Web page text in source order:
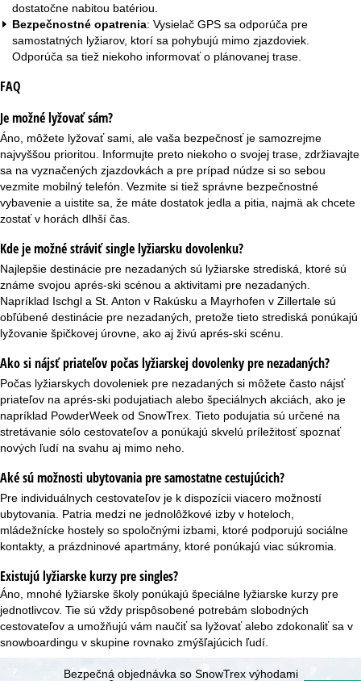
dostatočne nabitou batériou.
Bezpečnostné opatrenia: Vysielač GPS sa odporúča pre
samostatných lyžiarov, ktorí sa pohybujú mimo zjazdoviek.
Odporúča sa tiež niekoho informovať o plánovanej trase.
FAQ
Je možné lyžovať sám?
Áno, môžete lyžovať sami, ale vaša bezpečnosť je samozrejme
najvyššou prioritou. Informujte preto niekoho o svojej trase, zdržiavajte
sa na vyznačených zjazdovkách a pre prípad núdze si so sebou
vezmite mobilný telefón. Vezmite si tiež správne bezpečnostné
vybavenie a uistite sa, že máte dostatok jedla a pitia, najmä ak chcete
zostať v horách dlhší čas.
Kde je možné stráviť single lyžiarsku dovolenku?
Najlepšie destinácie pre nezadaných sú lyžiarske strediská, ktoré sú
známe svojou aprés-ski scénou a aktivitami pre nezadaných.
Napríklad Ischgl a St. Anton v Rakúsku a Mayrhofen v Zillertale sú
obľúbené destinácie pre nezadaných, pretože tieto strediská ponúkajú
lyžovanie špičkovej úrovne, ako aj živú aprés-ski scénu.
Ako si nájsť priateľov počas lyžiarskej dovolenky pre nezadaných?
Počas lyžiarskych dovoleniek pre nezadaných si môžete často nájsť
priateľov na aprés-ski podujatiach alebo špeciálnych akciách, ako je
napríklad PowderWeek od SnowTrex. Tieto podujatia sú určené na
stretávanie sólo cestovateľov a ponúkajú skvelú príležitosť spoznať
nových ľudí na svahu aj mimo neho.
Aké sú možnosti ubytovania pre samostatne cestujúcich?
Pre individuálnych cestovateľov je k dispozícii viacero možností
ubytovania. Patria medzi ne jednolôžkové izby v hoteloch,
mládežnícke hostely so spoločnými izbami, ktoré podporujú sociálne
kontakty, a prázdninové apartmány, ktoré ponúkajú viac súkromia.
Existujú lyžiarske kurzy pre singles?
Áno, mnohé lyžiarske školy ponúkajú špeciálne lyžiarske kurzy pre
jednotlivcov. Tie sú vždy prispôsobené potrebám slobodných
cestovateľov a umožňujú vám naučiť sa lyžovať alebo zdokonaliť sa v
snowboardingu v skupine rovnako zmýšľajúcich ľudí.
Bezpečná objednávka so SnowTrex výhodami